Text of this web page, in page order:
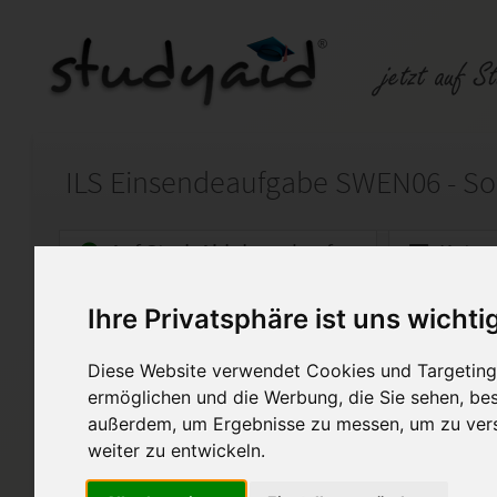
Ihre Privatsphäre ist uns
Diese Website verwendet Cookies und
ermöglichen und die Werbung, die Sie sehen,
außerdem, um Ergebnisse zu messen, um zu
weiter zu entwickeln.
Auf StudyAid.de verkaufen
Startseite Abitur und Hochschule
Objektorientierter Entwurf
Ich biete die o.g.
Dabei soll die Lösung nicht